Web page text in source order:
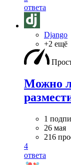
ответа
Django
+2 ещё
Можно
1
26 мая
216
4
ответа